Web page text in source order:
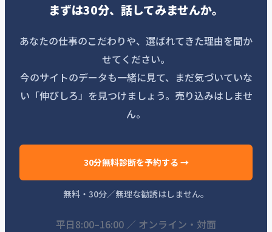
まずは30分、話してみませんか。
あなたの仕事のこだわりや、選ばれてきた理由を聞か
せてください。
今のサイトのデータも一緒に見て、まだ気づいていな
い「伸びしろ」を見つけましょう。売り込みはしませ
ん。
30分無料診断を予約する →
無料・30分／無理な勧誘はしません。
平日8:00–16:00 ／ オンライン・対面